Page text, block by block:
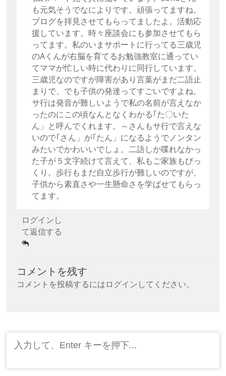
も元気そうでなによりです。頑張ってますね。
ブログを拝見させてもらってましたよ。活動応
援しています。時々座談会にも参加させてもら
ってます。私のいまサポートに行ってる三歳児
のAくんが右脳を育てるお勉強教室に通ってい
てママが忙しい時に代わりに同行しています。
三歳児なのですが障害があり言葉がまだ二語止
まりで、でも子供の発達ってすごいですよね。
サ行は発音が難しいようで私の名前が言えなか
ったのにこの頃なんとなくわかる｢た〇いた
ん」と呼んでくれます。～さんもサ行で言えな
いので｢さん」が｢たん」になるようでノンタン
みたいでかわいいでしょ。二語しか喋れなかっ
た子が５文字続けて言えて、私もご家族もびっ
くり。歩行もまだ自立歩行が難しいのですが、
子供から素直さや一生懸命さを学ばせてもらっ
てます。
ログインし
て返信する
コメントを残す
コメントを投稿するにはログインしてください。
索: